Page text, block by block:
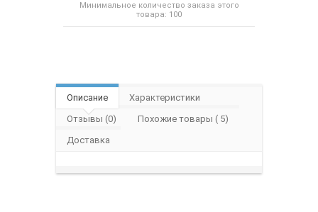
Минимальное количество заказа этого
товара: 100
Описание
Характеристики
Отзывы (0)
Похожие товары ( 5)
Доставка